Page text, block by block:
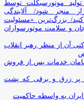
موتورسیکلت توسط
منجر شود/ آلایندگی
بزرگ‌ترین «مسئولیت
جان و سلامت موتورسواران
آن از منظر رهبر انقلاب
خدمات پس از فروش
پر زرق‌ و برقی که پشت
به واسطه حاکمیت